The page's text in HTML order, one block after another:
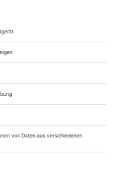
Missgeburten hat er
angeglichen: ein
Hand: Was passiert,
wird Rigoletto damit
Glück geraubt